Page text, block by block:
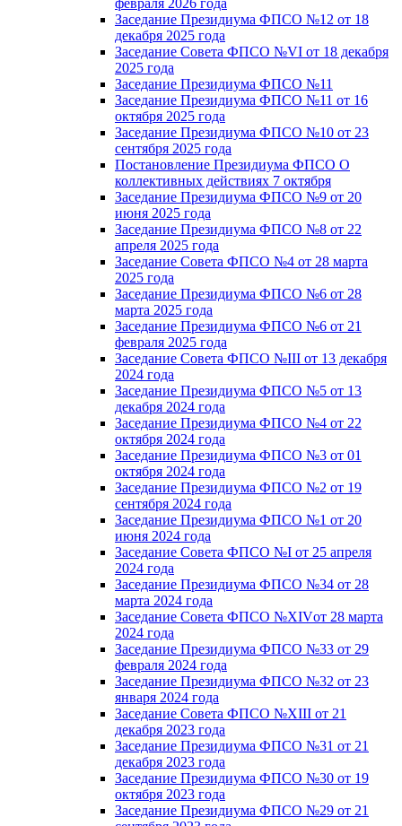
Заседание Президиума ФПСО №12 от 18
декабря 2025 года
Заседание Совета ФПСО №VI от 18 декабря
2025 года
Заседание Президиума ФПСО №11
Заседание Президиума ФПСО №11 от 16
октября 2025 года
Заседание Президиума ФПСО №10 от 23
сентября 2025 года
Постановление Президиума ФПСО О
коллективных действиях 7 октября
Заседание Президиума ФПСО №9 от 20
июня 2025 года
Заседание Президиума ФПСО №8 от 22
апреля 2025 года
Заседание Совета ФПСО №4 от 28 марта
2025 года
Заседание Президиума ФПСО №6 от 28
марта 2025 года
Заседание Президиума ФПСО №6 от 21
февраля 2025 года
Заседание Совета ФПСО №III от 13 декабря
2024 года
Заседание Президиума ФПСО №5 от 13
декабря 2024 года
Заседание Президиума ФПСО №4 от 22
октября 2024 года
Заседание Президиума ФПСО №3 от 01
октября 2024 года
Заседание Президиума ФПСО №2 от 19
сентября 2024 года
Заседание Президиума ФПСО №1 от 20
июня 2024 года
Заседание Совета ФПСО №I от 25 апреля
2024 года
Заседание Президиума ФПСО №34 от 28
марта 2024 года
Заседание Совета ФПСО №XIVот 28 марта
2024 года
Заседание Президиума ФПСО №33 от 29
февраля 2024 года
Заседание Президиума ФПСО №32 от 23
января 2024 года
Заседание Совета ФПСО №XIII от 21
декабря 2023 года
Заседание Президиума ФПСО №31 от 21
декабря 2023 года
Заседание Президиума ФПСО №30 от 19
октября 2023 года
Заседание Президиума ФПСО №29 от 21